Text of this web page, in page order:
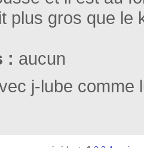
plus gros que le
: aucun
j-lube comme